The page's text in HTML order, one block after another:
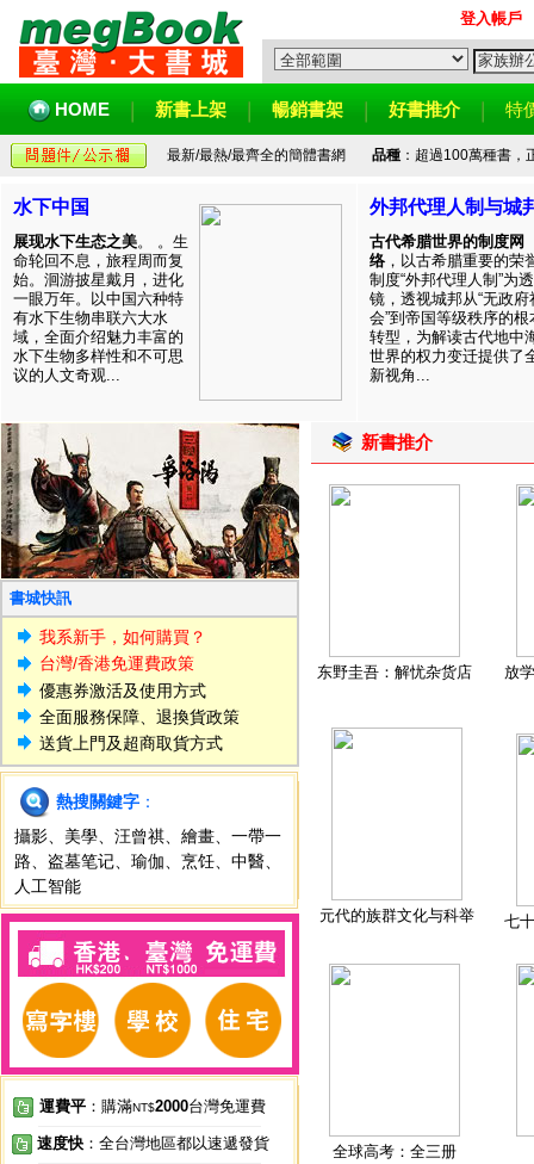
登入帳戶
HOME 新書上架 暢銷書架 好書推介 特
最新/最熱/最齊全的簡體書網 品種：超過100萬種書，
水下中国
展现水下生态之美。 。生
命轮回不息，旅程周而复
始。洄游披星戴月，进化
一眼万年。以中国六种特
有水下生物串联六大水
域，全面介绍魅力丰富的
水下生物多样性和不可思
议的人文奇观...
外邦代理人制与城
古代希腊世界的制度网
络 ，以古希腊重要的荣
制度“外邦代理人制”为透
镜，透视城邦从“无政府
会”到帝国等级秩序的根
转型，为解读古代地中
世界的权力变迁提供了
新视角...
書城快訊
我系新手，如何購買？
台灣/香港免運費政策
優惠券激活及使用方式
全面服務保障、退換貨政策
送貨上門及超商取貨方式
熱搜關鍵字 ：
攝影
美學 汪曾祺 繪畫
一帶一
路
盗墓笔记 瑜伽 烹饪 中醫
人工智能
運費平 ：購滿NT$2000台灣免運費
速度快 ：全台灣地區都以速遞發貨
新書推介
东野圭吾：解忧杂货店 放
元代的族群文化与科举 七
全球高考：全三册